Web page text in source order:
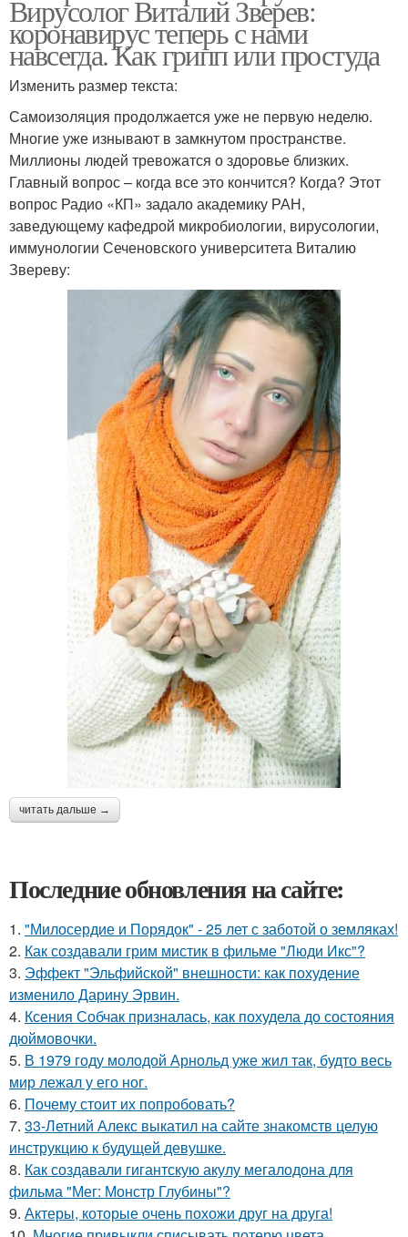
Вирусолог Виталий Зверев:
коронавирус теперь с нами
навсегда. Как грипп или простуда
Изменить размер текста:
Самоизоляция продолжается уже не первую неделю.
Многие уже изнывают в замкнутом пространстве.
Миллионы людей тревожатся о здоровье близких.
Главный вопрос – когда все это кончится? Когда? Этот
вопрос Радио «КП» задало академику РАН,
заведующему кафедрой микробиологии, вирусологии,
иммунологии Сеченовского университета Виталию
Звереву:
читать дальше →
Последние обновления на сайте:
1. "Милосердие и Порядок" - 25 лет с заботой о земляках!
2. Как создавали грим мистик в фильме "Люди Икс"?
3. Эффект "Эльфийской" внешности: как похудение
изменило Дарину Эрвин.
4. Ксения Собчак призналась, как похудела до состояния
дюймовочки.
5. В 1979 году молодой Арнольд уже жил так, будто весь
мир лежал у его ног.
6. Почему стоит их попробовать?
7. 33-Летний Алекс выкатил на сайте знакомств целую
инструкцию к будущей девушке.
8. Как создавали гигантскую акулу мегалодона для
фильма "Мег: Монстр Глубины"?
9. Актеры, которые очень похожи друг на друга!